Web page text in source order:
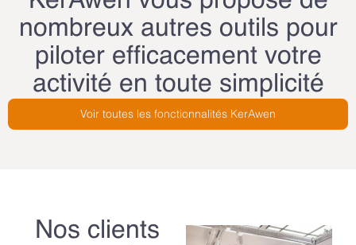
nombreux autres outils pour
piloter efficacement votre
activité en toute simplicité
Voir toutes les fonctionnalités KerAwen
Nos clients